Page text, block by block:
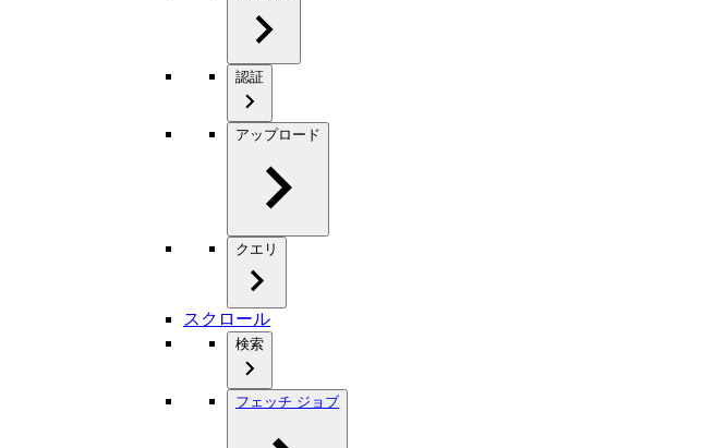
認証
アップロード
クエリ
スクロール
検索
フェッチ ジョブ